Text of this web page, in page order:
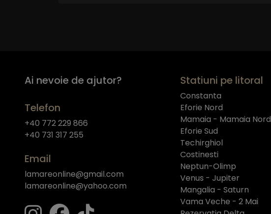
Ai nevoie de ajutor?
Telefon
+40 772 229 866
+40 731 317 255
Email
lamareonline@gmail.com
lamareonline@yahoo.com
Statiuni pe litoral
Constanta
Eforie Nord
Mamaia - Mamaia Nord
Eforie Sud
Techirghiol
Costinesti
Neptun-Olimp
Venus - Jupiter
Mangalia - Saturn
Vama Veche - 2 Mai